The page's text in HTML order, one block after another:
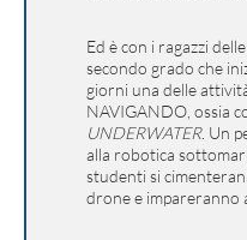
Ed è con i ragazzi
secondo grado che
giorni una delle
NAVIGANDO, ossia
UNDERWATER. Un
alla robotica
studenti si
drone e impareranno